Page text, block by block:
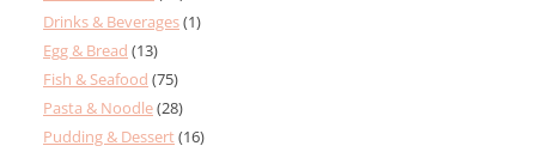
Drinks & Beverages(1)
Egg & Bread (13)
Fish & Seafood (75)
Pasta & Noodle(28)
Pudding & Dessert(16)